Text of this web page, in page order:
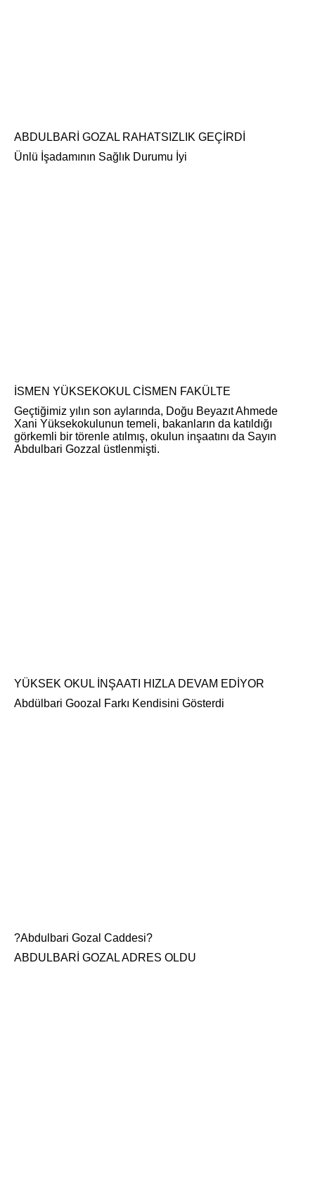
ABDULBARİ GOZAL RAHATSIZLIK GEÇİRDİ
Ünlü İşadamının Sağlık Durumu İyi
İSMEN YÜKSEKOKUL CİSMEN FAKÜLTE
Geçtiğimiz yılın son aylarında, Doğu Beyazıt Ahmede
Xani Yüksekokulunun temeli, bakanların da katıldığı
görkemli bir törenle atılmış, okulun inşaatını da Sayın
Abdulbari Gozzal üstlenmişti.
YÜKSEK OKUL İNŞAATI HIZLA DEVAM EDİYOR
Abdülbari Goozal Farkı Kendisini Gösterdi
?Abdulbari Gozal Caddesi?
ABDULBARİ GOZAL ADRES OLDU